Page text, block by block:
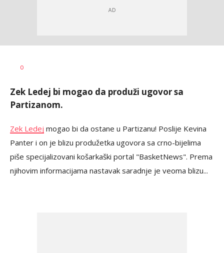
AUTOR
0
Zek Ledej bi mogao da produži ugovor sa
Partizanom.
Zek Ledej mogao bi da ostane u Partizanu! Poslije Kevina
Panter i on je blizu produžetka ugovora sa crno-bijelima
piše specijalizovani košarkaški portal "BasketNews". Prema
njihovim informacijama nastavak saradnje je veoma blizu...